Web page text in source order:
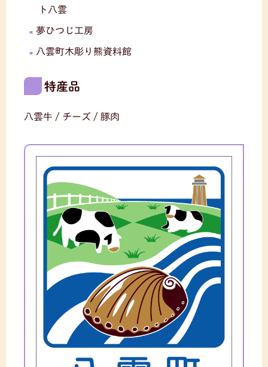
ト八雲
夢ひつじ工房
八雲町木彫り熊資料館
特産品
八雲牛 / チーズ / 豚肉